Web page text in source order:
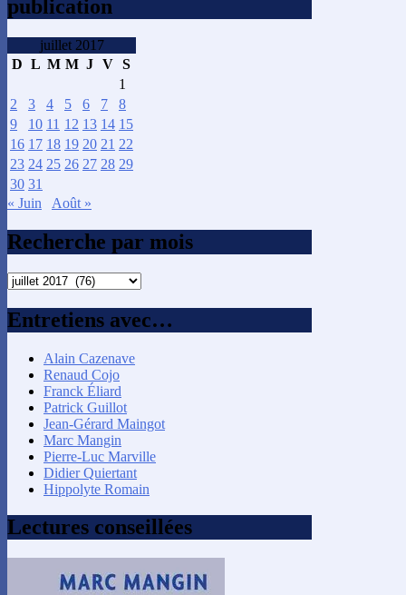
publication
juillet 2017
D L M M J V S
1
2
3 4 5 6 7
8
9
10 11 12 13 14 15
16 17 18 19 20 21 22
23 24 25 26 27 28 29
30 31
« Juin
Août »
Recherche par mois
Recherche
mois
Entretiens avec…
Alain Cazenave
Renaud Cojo
Franck Éliard
Patrick Guillot
Jean-Gérard Maingot
Marc Mangin
Pierre-Luc Marville
Didier Quiertant
Hippolyte Romain
Lectures conseillées